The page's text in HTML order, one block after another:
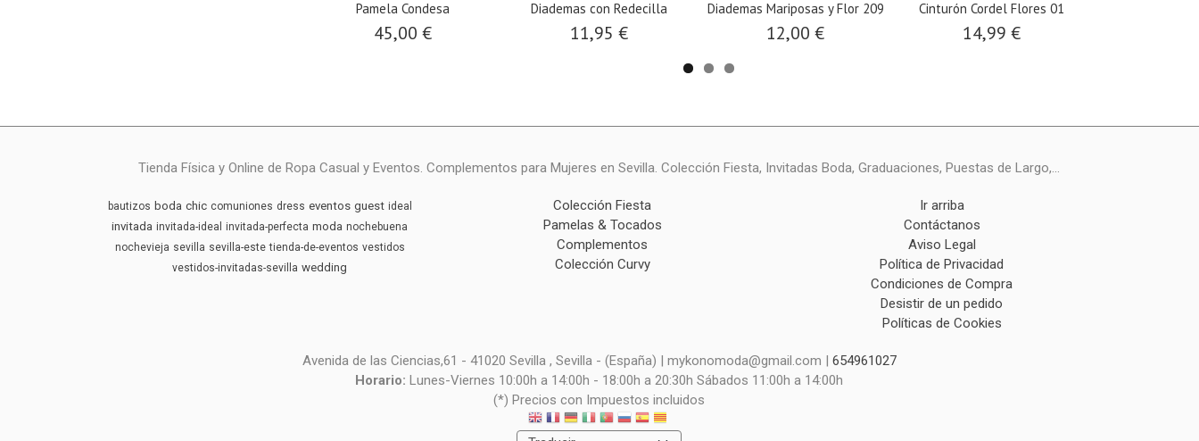
Pamela Condesa
45,00 €
Diademas con Redecilla
11,95 €
Diademas Mariposas y Flor 209
12,00 €
Cinturón Cordel Flores 01
14,99 €
Tienda Física y Online de Ropa Casual y Eventos. Complementos para Mujeres en Sevilla. Colección Fiesta, Invitadas Boda, Graduaciones, Puestas de Largo,...
bautizos boda chic comuniones dress eventos guest ideal
invitada invitada-ideal invitada-perfecta moda nochebuena
nochevieja sevilla sevilla-este tienda-de-eventos vestidos
vestidos-invitadas-sevilla wedding
Colección Fiesta
Pamelas & Tocados
Complementos
Colección Curvy
Ir arriba
Contáctanos
Aviso Legal
Política de Privacidad
Condiciones de Compra
Desistir de un pedido
Políticas de Cookies
Avenida de las Ciencias,61 - 41020 Sevilla , Sevilla - (España) | mykonomoda@gmail.com | 654961027
Horario:Lunes-Viernes 10:00h a 14:00h - 18:00h a 20:30h Sábados 11:00h a 14:00h
(*) Precios con Impuestos incluidos